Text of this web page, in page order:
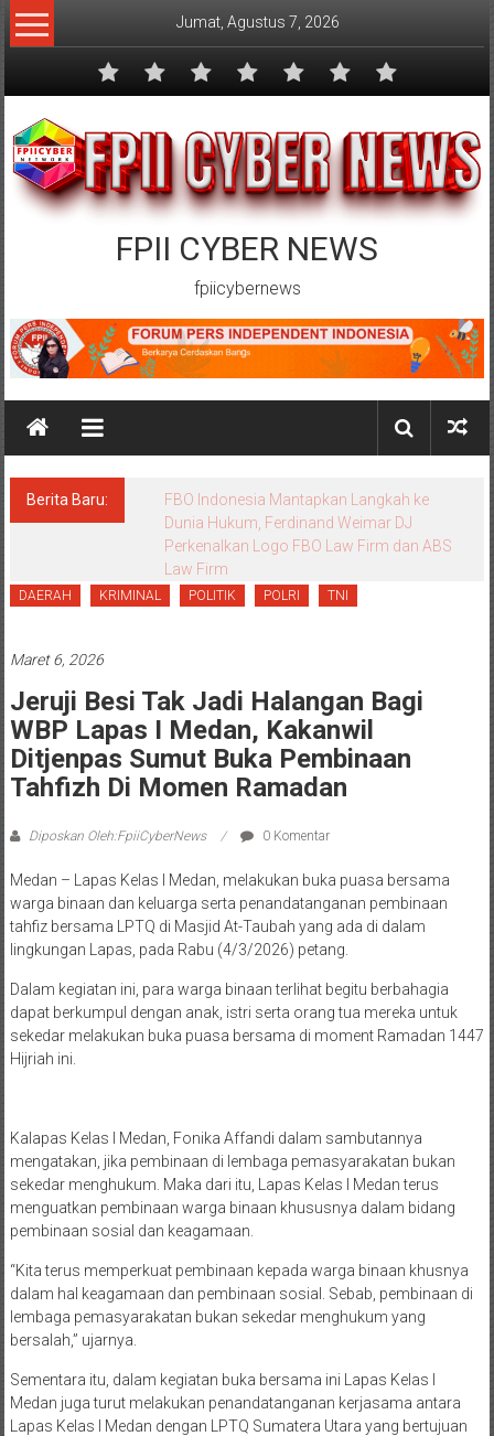
Lompat
ke
Jumat, Agustus 7, 2026
FPII CYBER NEWS
fpiicybernews
Berita Baru:
FBO Indonesia Mantapkan Langkah ke
Dunia Hukum, Ferdinand Weimar DJ
Perkenalkan Logo FBO Law Firm dan ABS
Law Firm
DAERAH KRIMINAL POLITIK POLRI TNI
Maret 6, 2026
Jeruji Besi Tak Jadi Halangan Bagi
WBP Lapas I Medan, Kakanwil
Ditjenpas Sumut Buka Pembinaan
Tahfizh Di Momen Ramadan
Diposkan Oleh:FpiiCyberNews 0 Komentar
Medan – Lapas Kelas I Medan, melakukan buka puasa bersama
warga binaan dan keluarga serta penandatanganan pembinaan
tahfiz bersama LPTQ di Masjid At-Taubah yang ada di dalam
lingkungan Lapas, pada Rabu (4/3/2026) petang.
Dalam kegiatan ini, para warga binaan terlihat begitu berbahagia
dapat berkumpul dengan anak, istri serta orang tua mereka untuk
sekedar melakukan buka puasa bersama di moment Ramadan 1447
Hijriah ini.
Kalapas Kelas I Medan, Fonika Affandi dalam sambutannya
mengatakan, jika pembinaan di lembaga pemasyarakatan bukan
sekedar menghukum. Maka dari itu, Lapas Kelas I Medan terus
menguatkan pembinaan warga binaan khususnya dalam bidang
pembinaan sosial dan keagamaan.
“Kita terus memperkuat pembinaan kepada warga binaan khusnya
dalam hal keagamaan dan pembinaan sosial. Sebab, pembinaan di
lembaga pemasyarakatan bukan sekedar menghukum yang
bersalah,” ujarnya.
Sementara itu, dalam kegiatan buka bersama ini Lapas Kelas I
Medan juga turut melakukan penandatanganan kerjasama antara
Lapas Kelas I Medan dengan LPTQ Sumatera Utara yang bertujuan